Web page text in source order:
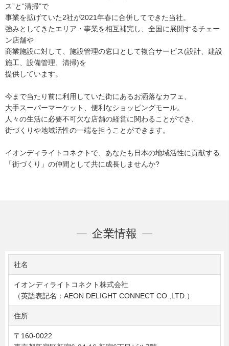
ス”と“清掃”で
事業を拡げていた2社が2021年春に合併してできた当社。
強みとしてきたエリア・事業を相互補完し、全国に展開するチェー
ン店舗や
商業施設に対して、施設管理の窓口として複合サービス(設計、建設
施工、設備管理、清掃)を
提供しています。
今まで当たり前に利用していた街にあるお洒落なカフェ、
大手スーパーマーケット、便利なショッピングモール。
人々の生活に必要不可欠な店舗の経営に関わることができ、
街づくりや地域活性の一端を担うことができます。
イオンディライトコネクトで、あなたも日本の地域活性に貢献する
「街づくり」の仲間として共に成長しませんか?
企業情報
社名
イオンディライトコネクト株式会社
（英語表記名：AEON DELIGHT CONNECT CO.,LTD.）
住所
〒160-0022